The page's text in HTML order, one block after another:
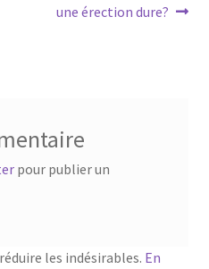
une érection dure?
pour publier un
les indésirables. En